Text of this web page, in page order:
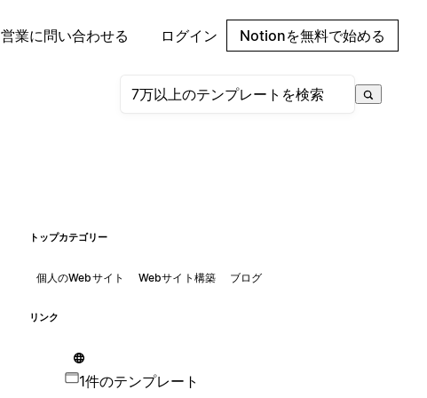
営業に問い合わせる ログイン Notionを無料で始める
トップカテゴリー
個人のWebサイト Webサイト構築 ブログ
リンク
1件のテンプレート